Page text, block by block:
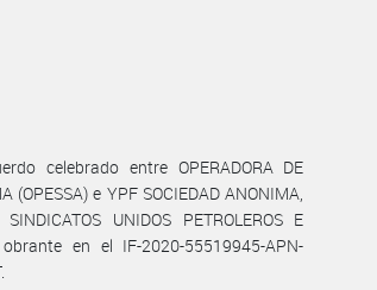
celebrado entre OPERADORA DE
(OPESSA) e YPF SOCIEDAD ANONIMA,
UNIDOS PETROLEROS E
en el IF-2020-55519945-APN-